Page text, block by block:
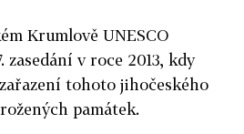
Krumlově UNESCO
zasedání v roce 2013, kdy
tohoto jihočeského
památek.